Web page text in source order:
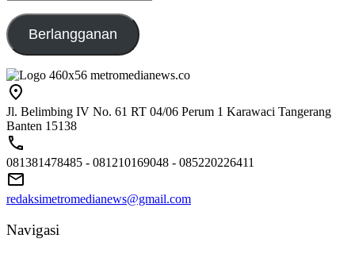
emailaku@gmail.com
Berlangganan
Jl. Belimbing IV No. 61 RT 04/06 Perum 1 Karawaci Tangerang
Banten 15138
081381478485 - 081210169048 - 085220226411
redaksimetromedianews@gmail.com
Navigasi